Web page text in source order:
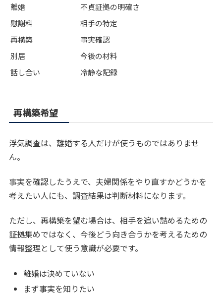
離婚
不貞証拠の明確さ
慰謝料
相手の特定
再構築
事実確認
別居
今後の材料
話し合い
冷静な記録
再構築希望
浮気調査は、離婚する人だけが使うものではありませ
ん。
事実を確認したうえで、夫婦関係をやり直すかどうかを
考えたい人にも、調査結果は判断材料になります。
ただし、再構築を望む場合は、相手を追い詰めるための
証拠集めではなく、今後どう向き合うかを考えるための
情報整理として使う意識が必要です。
離婚は決めていない
まず事実を知りたい